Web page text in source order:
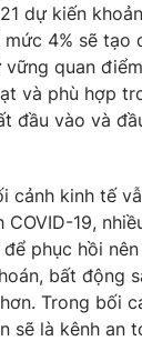
dự kiến
4% sẽ tạo
quan
và phù hợp
đầu vào và
cảnh kinh tế
19,
phục hồi
bất động
Trong bối
sẽ là kênh an